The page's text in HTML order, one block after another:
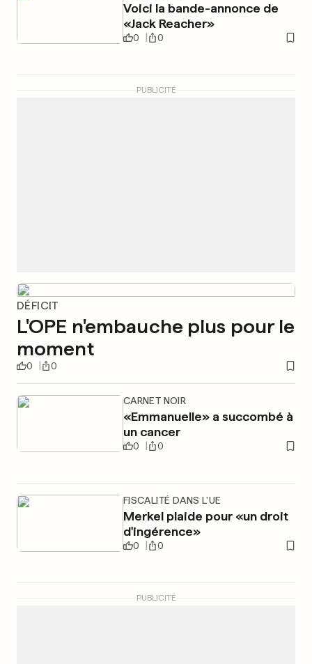
Voici la bande-annonce de
«Jack Reacher»
0 0
PUBLICITÉ
DÉFICIT
L'OPE n'embauche plus pour le
moment
0 0
CARNET NOIR
«Emmanuelle» a succombé à
un cancer
0 0
FISCALITÉ DANS L'UE
Merkel plaide pour «un droit
d'ingérence»
0 0
PUBLICITÉ